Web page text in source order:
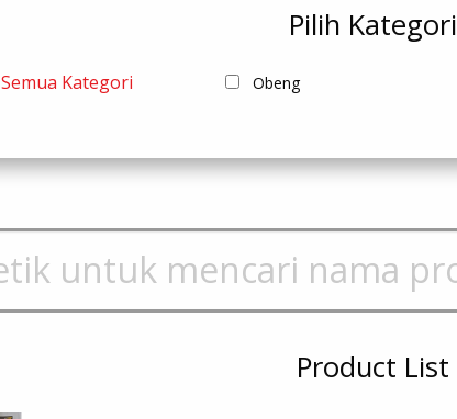
Pilih Kategori
Semua Kategori Obeng
Product List